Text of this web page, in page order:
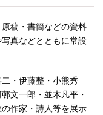
稿・書簡などの資料
真などとともに常設
・伊藤整・小熊秀
文一郎・並木凡平・
作家・詩人等を展示